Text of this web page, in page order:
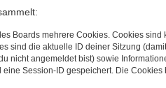
Boards mehrere Cookies. Cookies
sind die aktuelle ID deiner Sitzung
nicht angemeldet bist) sowie
Session-ID gespeichert. Die